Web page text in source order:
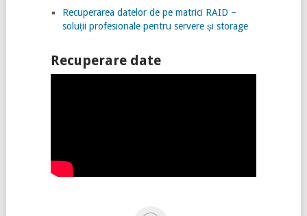
Recuperarea datelor de pe matrici RAID –
soluții profesionale pentru servere și storage
Recuperare date